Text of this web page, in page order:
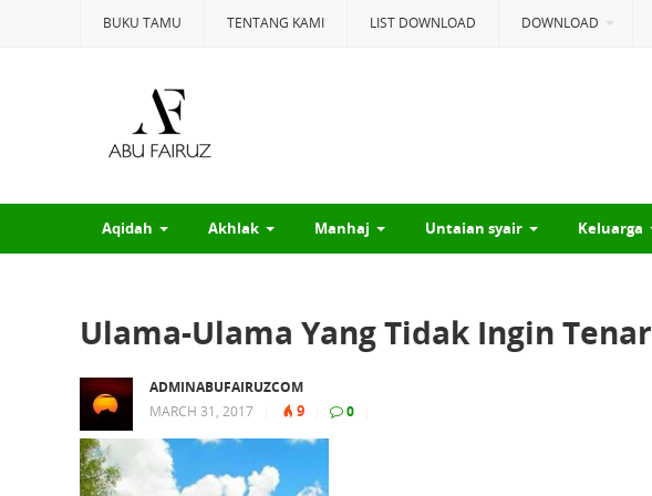
BUKU TAMU TENTANG KAMI LIST DOWNLOAD DOWNLOAD
Aqidah Akhlak Manhaj Untaian syair Keluarga
Ulama-Ulama Yang Tidak Ingin Tenar
ADMINABUFAIRUZCOM
MARCH 31, 2017
9 0